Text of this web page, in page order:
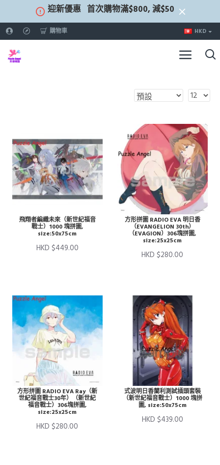
迎新優惠 首次購物滿$800, 減$50
購物車 HKD
飛翔者編織未來（新世紀福音
戰士）1000 塊拼圖,
size:50x75cm
HKD $449.00
方形拼圖 RADIO EVA 明日香
（EVANGELION 30th）
（EVAGION）306塊拼圖,
size:25x25cm
HKD $280.00
方形拼圖 RADIO EVA Ray（新
世紀福音戰士30年）（新世紀
福音戰士）306塊拼圖,
size:25x25cm
HKD $280.00
式波明日香蘭利測試插頭套裝
（新世紀福音戰士）1000 塊拼
圖, size:50x75cm
HKD $439.00